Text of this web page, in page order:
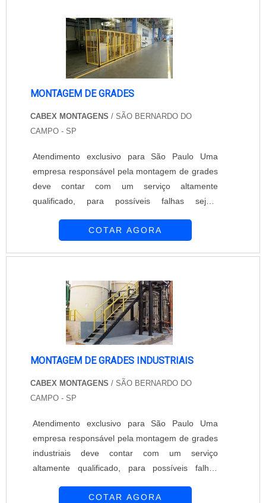
MONTAGEM DE GRADES
CABEX MONTAGENS / SÃO BERNARDO DO
CAMPO - SP
Atendimento exclusivo para São Paulo Uma
empresa responsável pela montagem de grades
deve contar com um serviço altamente
qualificado, para possíveis falhas sejam
instalações das grades, diversificando os locais
guarda-corpo de ruas, avenidas e rodovias. O
COTAR AGORA
MONTAGEM DE GRADES INDUSTRIAIS
CABEX MONTAGENS / SÃO BERNARDO DO
CAMPO - SP
Atendimento exclusivo para São Paulo Uma
empresa responsável pela montagem de grades
industriais deve contar com um serviço
altamente qualificado, para possíveis falhas
ou proteção, visam a máxima segurança do local
COTAR AGORA